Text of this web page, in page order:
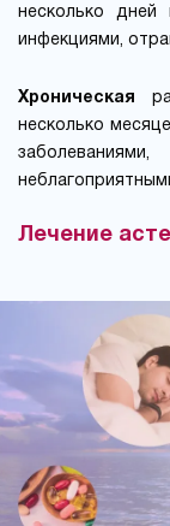
несколько
инфекциями,
Хроническая
несколько
Лечение